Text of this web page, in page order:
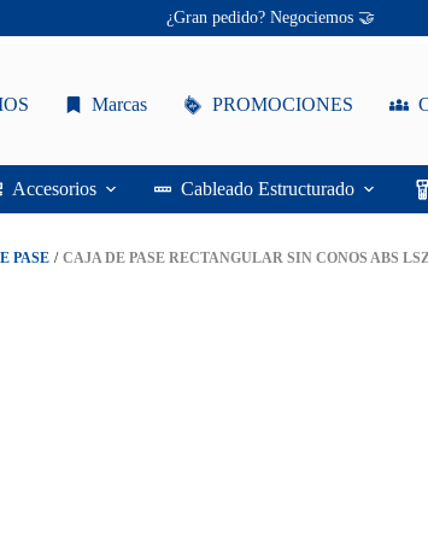
Pase
Conos
ABS
cantidad
Ofertas únicas te esperan ✨
Marcas PROMOCIONES
Accesorios Cableado Estructurado
PASE / CAJA DE PASE RECTANGULAR SIN CONOS ABS